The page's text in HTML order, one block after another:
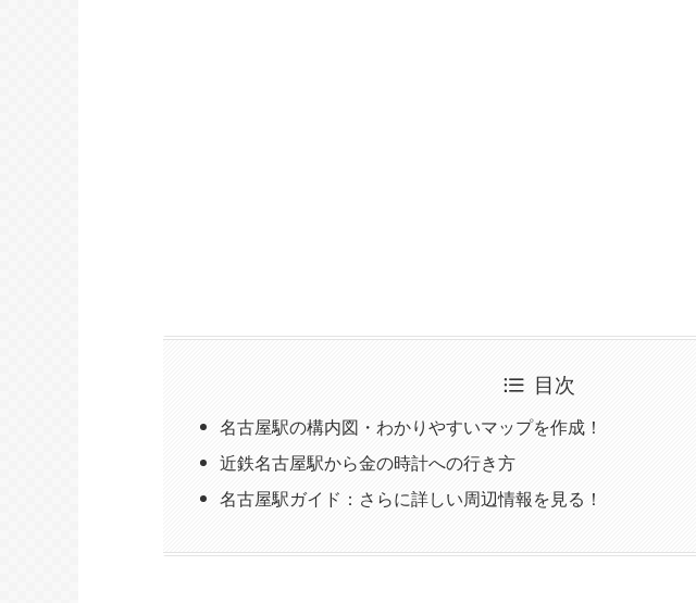
目次
名古屋駅の構内図・わかりやすいマップを作成！
近鉄名古屋駅から金の時計への行き方
名古屋駅ガイド：さらに詳しい周辺情報を見る！